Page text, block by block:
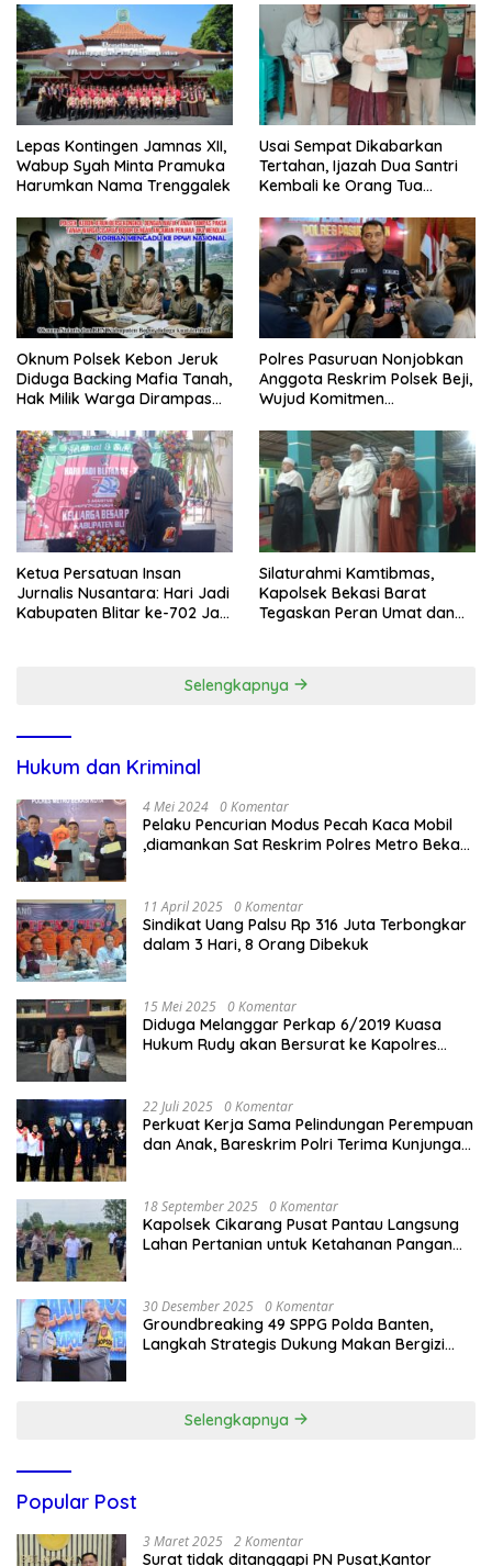
Disdagperin
Sholat Jumat
Lepas Kontingen Jamnas XII,
Wabup Syah Minta Pramuka
Harumkan Nama Trenggalek
Usai Sempat Dikabarkan
Tertahan, Ijazah Dua Santri
Kembali ke Orang Tua
Oknum Polsek Kebon Jeruk
Diduga Backing Mafia Tanah,
Hak Milik Warga Dirampas
Polres Pasuruan Nonjobkan
Anggota Reskrim Polsek Beji,
Wujud Komitmen
Dugaan Penganiayaan
Ketua Persatuan Insan
Jurnalis Nusantara: Hari Jadi
Kabupaten Blitar ke-702 Jadi
Silaturahmi Kamtibmas,
Kapolsek Bekasi Barat
Tegaskan Peran Umat dan
Selengkapnya
Hukum dan Kriminal
4 Mei 2024 0 Komentar
Pelaku Pencurian Modus Pecah Kaca Mobil
,diamankan Sat Reskrim Polres Metro Bekasi
11 April 2025 0 Komentar
Sindikat Uang Palsu Rp 316 Juta Terbongkar
dalam 3 Hari, 8 Orang Dibekuk
15 Mei 2025 0 Komentar
Diduga Melanggar Perkap 6/2019 Kuasa
Hukum Rudy akan Bersurat ke Kapolres
22 Juli 2025 0 Komentar
Perkuat Kerja Sama Pelindungan Perempuan
dan Anak, Bareskrim Polri Terima Kunjungan
18 September 2025 0 Komentar
Kapolsek Cikarang Pusat Pantau Langsung
Lahan Pertanian untuk Ketahanan Pangan
30 Desember 2025 0 Komentar
Groundbreaking 49 SPPG Polda Banten,
Langkah Strategis Dukung Makan Bergizi
Selengkapnya
Popular Post
3 Maret 2025 2 Komentar
Surat tidak ditanggapi PN Pusat,Kantor